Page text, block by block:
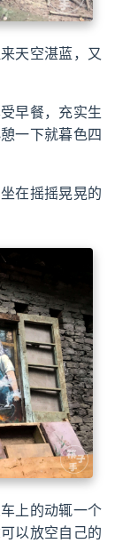
天空湛蓝，又
早餐，充实生
一下就暮色四
在摇摇晃晃的
上的动辄一个
以放空自己的